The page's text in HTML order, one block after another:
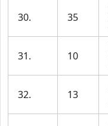
30. 35
31. 10
32. 13